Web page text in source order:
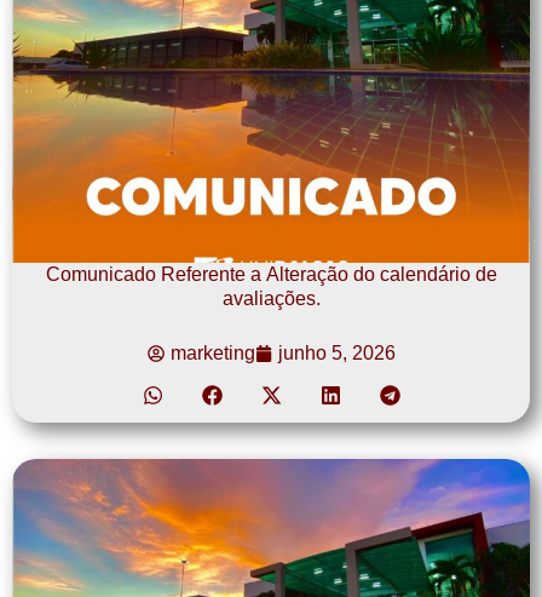
Comunicado Referente a Alteração do calendário de
avaliações.
marketing junho 5, 2026